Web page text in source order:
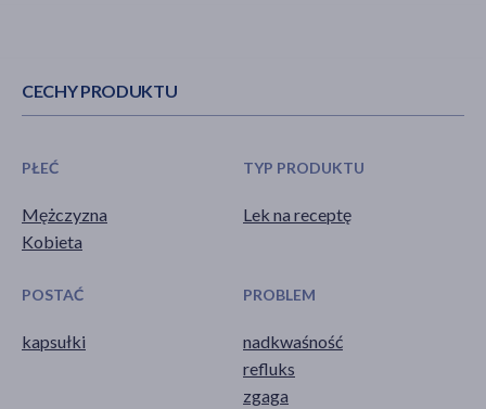
CECHY PRODUKTU
PŁEĆ
Mężczyzna
Kobieta
TYP PRODUKTU
Lek na receptę
POSTAĆ
kapsułki
PROBLEM
nadkwaśność
refluks
zgaga